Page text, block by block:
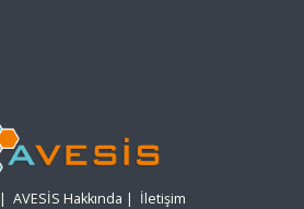
| AVESİS Hakkında | İletişim